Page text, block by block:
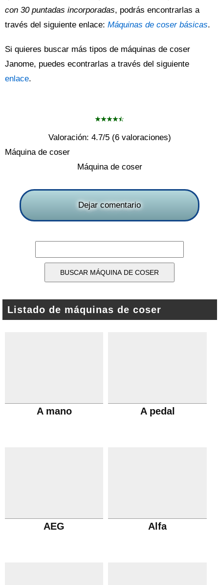
con 30 puntadas incorporadas, podrás encontrarlas a
través del siguiente enlace: Máquinas de coser básicas.
Si quieres buscar más tipos de máquinas de coser
Janome, puedes econtrarlas a través del siguiente
enlace.
Valoración: 4.7/5 (6valoraciones)
Máquina de coser
Máquina de coser
Dejar comentario
Listado de máquinas de coser
A mano A pedal
AEG Alfa